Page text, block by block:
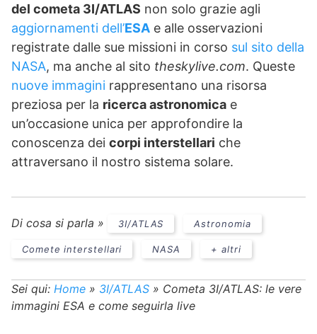
del cometa 3I/ATLAS non solo grazie agli
aggiornamenti dell’ESA e alle osservazioni
registrate dalle sue missioni in corso sul sito della
NASA, ma anche al sito theskylive.com. Queste
nuove immagini rappresentano una risorsa
preziosa per la ricerca astronomica e
un’occasione unica per approfondire la
conoscenza dei corpi interstellari che
attraversano il nostro sistema solare.
Di cosa si parla » 3I/ATLAS Astronomia
Comete interstellari NASA + altri
Sei qui: Home » 3I/ATLAS » Cometa 3I/ATLAS: le vere
immagini ESA e come seguirla live